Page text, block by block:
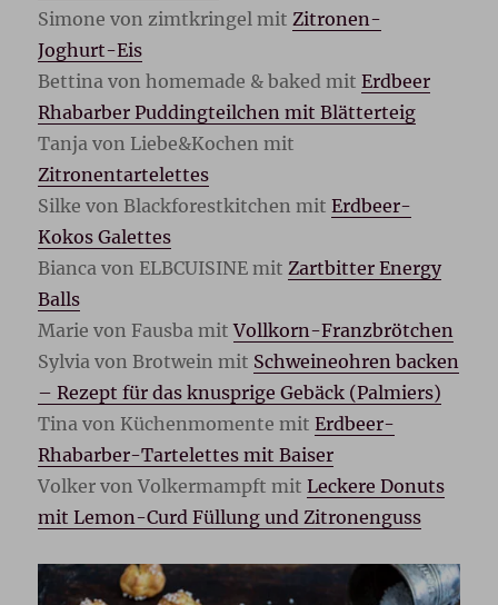
Simone von zimtkringel mit Zitronen-
Joghurt-Eis
Bettina von homemade & baked mitErdbeer
Rhabarber Puddingteilchen mit Blätterteig
Tanja von Liebe&Kochen mit
Zitronentartelettes
Silke von Blackforestkitchen mitErdbeer-
Kokos Galettes
Bianca von ELBCUISINE mit Zartbitter Energy
Balls
Marie von Fausba mitVollkorn-Franzbrötchen
Sylvia von Brotwein mit Schweineohren backen
– Rezept für das knusprige Gebäck (Palmiers)
Tina von Küchenmomente mitErdbeer-
Rhabarber-Tartelettes mit Baiser
Volker von Volkermampft mitLeckere Donuts
mit Lemon-Curd Füllung und Zitronenguss